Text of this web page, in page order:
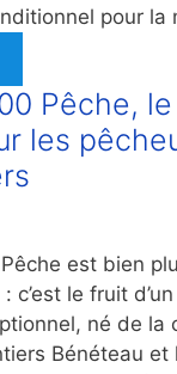
pour la
Pêche,
les
est bien
c’est le fruit
né de la
Bénéteau et